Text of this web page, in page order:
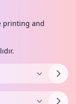
printing and